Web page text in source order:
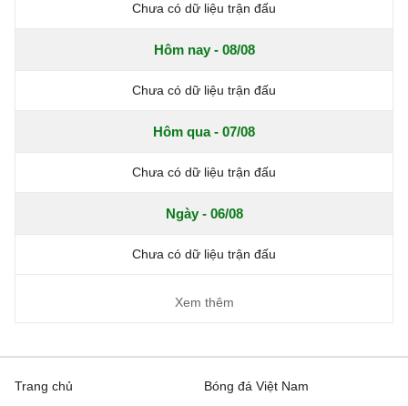
Chưa có dữ liệu trận đấu
Hôm nay - 08/08
Chưa có dữ liệu trận đấu
Hôm qua - 07/08
Chưa có dữ liệu trận đấu
Ngày - 06/08
Chưa có dữ liệu trận đấu
Xem thêm
Trang chủ
Bóng đá Việt Nam